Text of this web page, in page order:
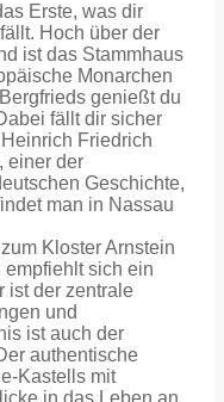
Erste, was dir
Hoch über der
ist das Stammhaus
Monarchen
genießt du
fällt dir sicher
Friedrich
einer der
Geschichte,
man in Nassau
Kloster Arnstein
sich ein
ist der zentrale
und
ist auch der
authentische
Kastells mit